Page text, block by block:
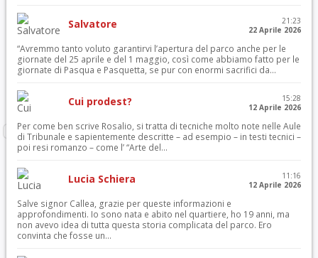
Salvatore
21:23
22 Aprile 2026
“Avremmo tanto voluto garantirvi l’apertura del parco anche per le
giornate del 25 aprile e del 1 maggio, così come abbiamo fatto per le
giornate di Pasqua e Pasquetta, se pur con enormi sacrifici da...
Cui prodest?
15:28
12 Aprile 2026
Per come ben scrive Rosalio, si tratta di tecniche molto note nelle Aule
di Tribunale e sapientemente descritte – ad esempio – in testi tecnici –
poi resi romanzo – come l’ “Arte del...
Lucia Schiera
11:16
12 Aprile 2026
Salve signor Callea, grazie per queste informazioni e
approfondimenti. Io sono nata e abito nel quartiere, ho 19 anni, ma
non avevo idea di tutta questa storia complicata del parco. Ero
convinta che fosse un...